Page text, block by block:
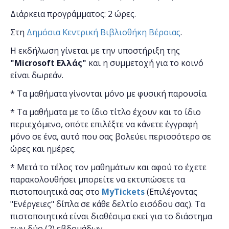
Διάρκεια προγράμματος: 2 ώρες.
Στη Δημόσια Κεντρική Βιβλιοθήκη Βέροιας.
Η εκδήλωση γίνεται με την υποστήριξη της
"Microsoft Ελλάς" και η συμμετοχή για το κοινό
είναι δωρεάν.
* Τα μαθήματα γίνονται μόνο με φυσική παρουσία.
* Τα μαθήματα με το ίδιο τίτλο έχουν και το ίδιο
περιεχόμενο, οπότε επιλέξτε να κάνετε έγγραφή
μόνο σε ένα, αυτό που σας βολεύει περισσότερο σε
ώρες και ημέρες.
* Μετά το τέλος τον μαθημάτων και αφού το έχετε
παρακολουθήσει μπορείτε να εκτυπώσετε τα
πιστοποιητικά ​σας στο MyTickets(Επιλέγοντας
"Ενέργειες" δίπλα σε κάθε δελτίο εισόδου σας). Τα
πιστοποιητικά είναι διαθέσιμα εκεί για το διάστημα